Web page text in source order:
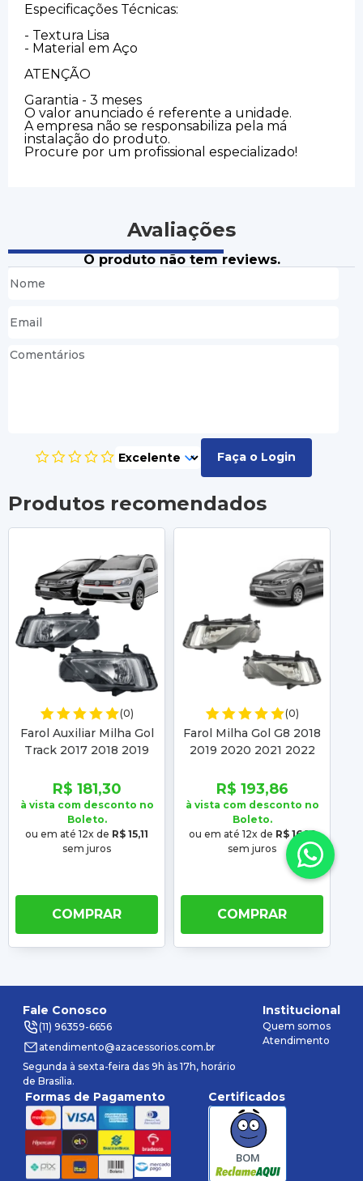
Especificações Técnicas:
- Textura Lisa
- Material em Aço
ATENÇÃO
Garantia - 3 meses
O valor anunciado é referente a unidade.
A empresa não se responsabiliza pela má
instalação do produto.
Procure por um profissional especializado!
Avaliações
O produto não tem reviews.
Faça o Login
Produtos recomendados
(0)
Farol Auxiliar Milha Gol
Track 2017 2018 2019
2018 2019 2020 2021
2022
R$ 181,30
à vista com desconto no
Boleto.
ou em até 12x de R$ 15,11
sem juros
COMPRAR
(0)
Farol Milha Gol G8 2018
2019 2020 2021 2022
2019 2020 2021 2022
R$ 193,86
à vista com desconto no
Boleto.
ou em até 12x de R$ 16,16
sem juros
COMPRAR
Fale Conosco
(11) 96359-6656
atendimento@azacessorios.com.br
Segunda à sexta-feira das 9h às 17h, horário
de Brasília.
Institucional
Quem somos
Atendimento
Formas de Pagamento Certificados
BOM